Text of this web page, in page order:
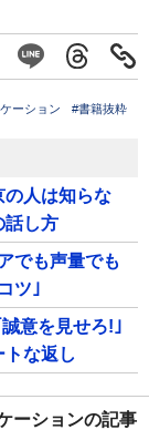
ーション #書籍抜粋
の人は知らな
話し方
でも声量でも
ツ｣
意を見せろ!｣
な返し
ーションの記事